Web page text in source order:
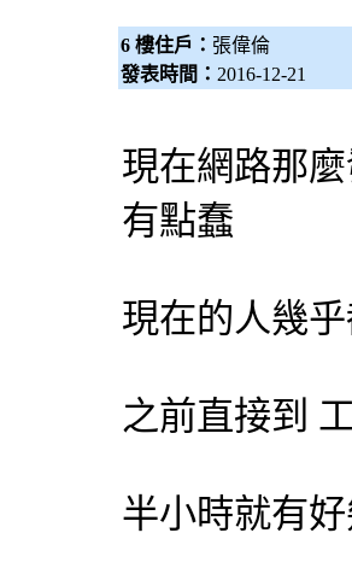
6 樓住戶： 張偉倫
發表時間： 2016-12-21
現在網路那
有點蠢
現在的人幾
之前直接到
半小時就有